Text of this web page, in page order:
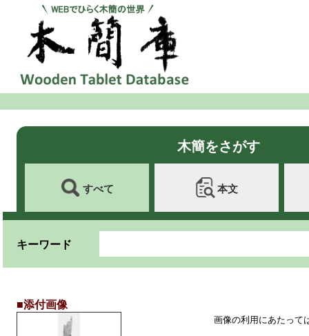
木簡をさがす
すべて 本文
キーワード
■添付画像
画像の利用にあたって